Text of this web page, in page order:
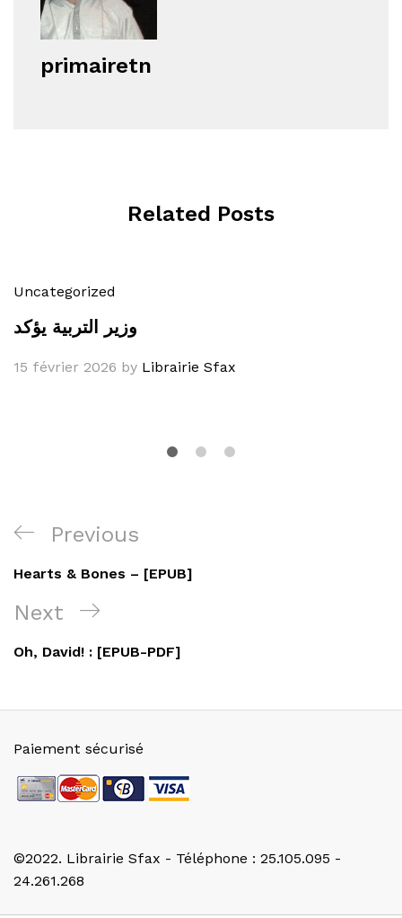
primairetn
Related Posts
Uncategorized
وزير التربية يؤكد
15 février 2026 by Librairie Sfax
Navigation
de
l’article
Previous
Post
Previous
Hearts & Bones – [EPUB]
Next
Post
Next
Oh, David! : [EPUB-PDF]
©2022. Librairie Sfax - Téléphone : 25.105.095 -
24.261.268
Paiement sécurisé